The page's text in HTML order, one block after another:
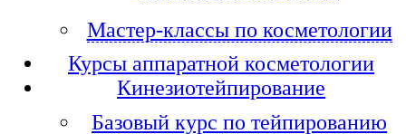
Мастер-классы по косметологии
Курсы аппаратной косметологии
Кинезиотейпирование
Базовый курс по тейпированию